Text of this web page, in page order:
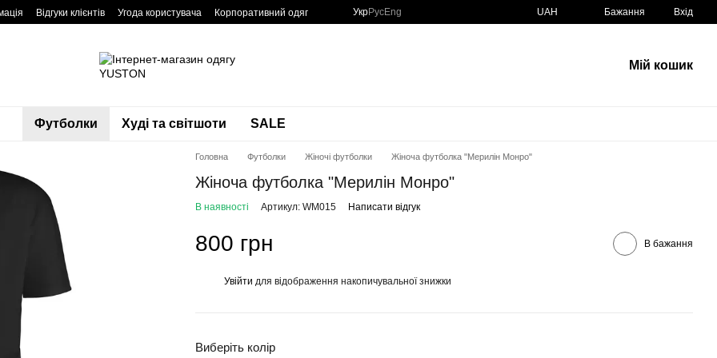
Відгуки клієнтів Угода користувача Корпоративний одяг УкрРусEng UAH Бажання Вхід
Мій кошик
Футболки Худі та світшоти SALE
Головна Футболки Жіночі футболки Жіноча футболка "Мерилін Монро"
Жіноча футболка "Мерилін Монро"
В наявності Артикул: WM015 Написати відгук
800 грн В бажання
Увійти для відображення накопичувальної знижки
Виберіть колір